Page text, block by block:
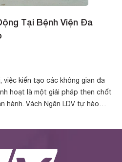
Tại Bệnh Viện Đa
việc kiến tạo các không gian đa
hoạt là một giải pháp then chốt
hành. Vách Ngăn LDV tự hào